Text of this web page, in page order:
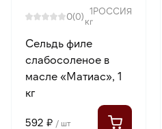
0(0) 1
кг
РОССИЯ
Сельдь филе
слабосоленое в
масле «Матиас», 1
кг
592 ₽ / шт